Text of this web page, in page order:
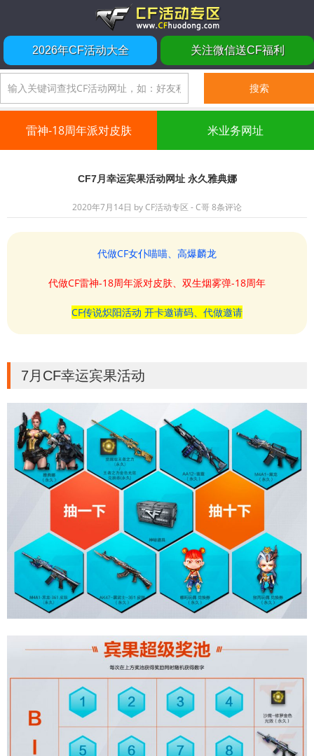
2026年CF活动大全 关注微信送CF福利
雷神-18周年派对皮肤 米业务网址
CF7月幸运宾果活动网址 永久雅典娜
2020年7月14日 byCF活动专区 - C哥8条评论
代做CF女仆喵喵、高爆麟龙
代做CF雷神-18周年派对皮肤、双生烟雾弹-18周年
CF传说炽阳活动 开卡邀请码、代做邀请
7月CF幸运宾果活动